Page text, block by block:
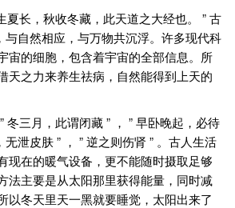
夏长，秋收冬藏，此天道之大经也。 ” 古
与自然相应，与万物共沉浮。许多现代科
宙的细胞，包含着宇宙的全部信息。所
天之力来养生祛病，自然能得到上天的
冬三月，此谓闭藏 ” ， ” 早卧晚起，必待
无泄皮肤 ” ， ” 逆之则伤肾 ” 。古人生活
现在的暖气设备，更不能随时摄取足够
法主要是从太阳那里获得能量，同时减
以冬天里天一黑就要睡觉，太阳出来了